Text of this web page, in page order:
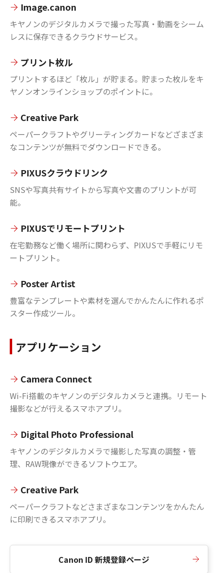
Image.canon
キヤノンのデジタルカメラで撮った写真・動画をシーム
レスに保存できるクラウドサービス。
プリント枚ル
プリントするほど「枚ル」が貯まる。貯まった枚ルをキ
ヤノンオンラインショップのポイントに。
Creative Park
ペーパークラフトやグリーティングカードなどざまざま
なコンテンツが無料でダウンロードできる。
PIXUSクラウドリンク
SNSや写真共有サイトから写真や文書のプリントが可
能。
PIXUSでリモートプリント
在宅勤務など働く場所に関わらず、PIXUSで手軽にリモ
ートプリント。
Poster Artist
豊富なテンプレートや素材を選んでかんたんに作れるポ
スター作成ツール。
アプリケーション
Camera Connect
Wi-Fi搭載のキヤノンのデジタルカメラと連携。リモート
撮影などが行えるスマホアプリ。
Digital Photo Professional
キヤノンのデジタルカメラで撮影した写真の調整・管
理、RAW現像ができるソフトウエア。
Creative Park
ペーパークラフトなどさまざまなコンテンツをかんたん
に印刷できるスマホアプリ。
Canon ID 新規登録ページ